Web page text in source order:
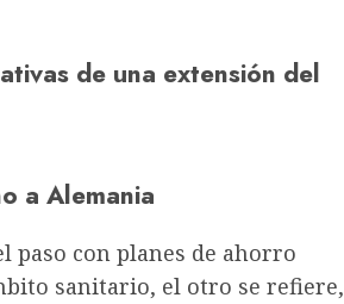
de una extensión del
a Alemania
paso con planes de ahorro
sanitario, el otro se refiere,